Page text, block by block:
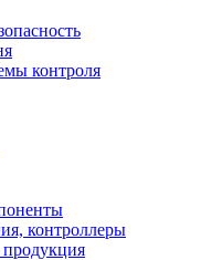
контроля
контроллеры